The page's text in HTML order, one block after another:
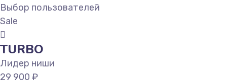
Выбор пользователей
Sale
TURBO
Лидер ниши
29 900 ₽